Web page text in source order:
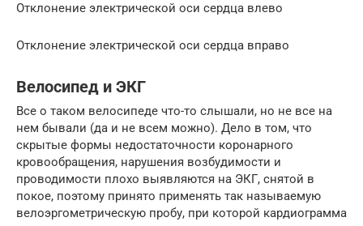
Отклонение электрической оси сердца влево
Отклонение электрической оси сердца вправо
Велосипед и ЭКГ
Все о таком велосипеде что-то слышали, но не все на
нем бывали (да и не всем можно). Дело в том, что
скрытые формы недостаточности коронарного
кровообращения, нарушения возбудимости и
проводимости плохо выявляются на ЭКГ, снятой в
покое, поэтому принято применять так называемую
велоэргометрическую пробу, при которой кардиограмма